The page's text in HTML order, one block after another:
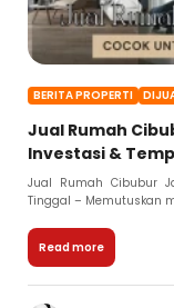
BERITA PROPERTI
Jual Rumah
Investasi &
Jual Rumah Cibubur
Tinggal – Memutuskan
Read more